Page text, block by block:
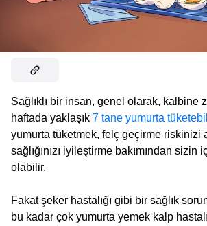
Sağlıklı bir insan, genel olarak, kalbine
haftada yaklaşık 7 tane yumurta
yumurta tüketmek, felç geçirme riskinizi
sağlığınızı iyileştirme bakımından sizin
olabilir.
Fakat şeker hastalığı gibi bir sağlık
bu kadar çok yumurta yemek kalp